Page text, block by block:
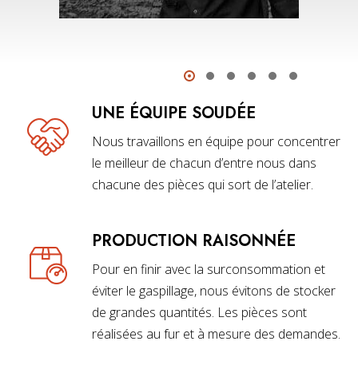
UNE ÉQUIPE SOUDÉE
Nous travaillons en équipe pour concentrer
le meilleur de chacun d’entre nous dans
chacune des pièces qui sort de l’atelier.
PRODUCTION RAISONNÉE
Pour en finir avec la surconsommation et
éviter le gaspillage, nous évitons de stocker
de grandes quantités. Les pièces sont
réalisées au fur et à mesure des demandes.